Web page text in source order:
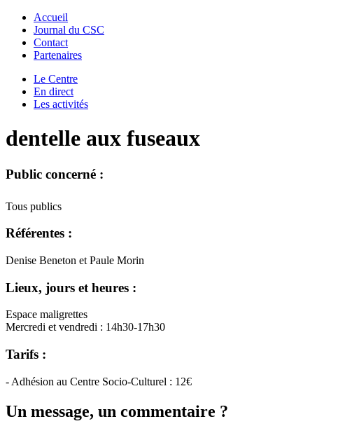
Accueil
Journal du CSC
Contact
Partenaires
Le Centre
En direct
Les activités
dentelle aux fuseaux
Public concerné :
Tous publics
Référentes :
Denise Beneton et Paule Morin
Lieux, jours et heures :
Espace maligrettes
Mercredi et vendredi : 14h30-17h30
Tarifs :
- Adhésion au Centre Socio-Culturel : 12€
Un message, un commentaire ?